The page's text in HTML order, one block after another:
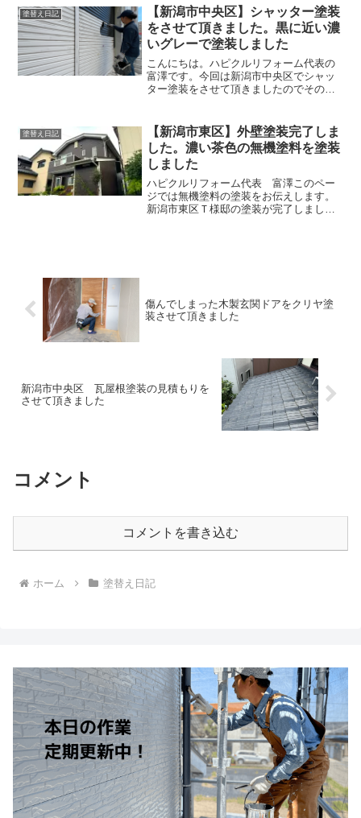
していきます。１回目塗装白を塗装して
いきますが、白は仕上がり...
塗替え日記
【新潟市中央区】シャッター塗装
をさせて頂きました。黒に近い濃
いグレーで塗装しました
こんにちは。ハピクルリフォーム代表の
富澤です。今回は新潟市中央区でシャッ
ター塗装をさせて頂きましたのでその様
うに錆が出ていると気分が落ち込んでし
まいますよね。今回は黒に...
塗替え日記
【新潟市東区】外壁塗装完了しま
した。濃い茶色の無機塗料を塗装
しました
ハピクルリフォーム代表 富澤このペー
ジでは無機塗料の塗装をお伝えします。
新潟市東区Ｔ様邸の塗装が完了しまし
傷んでしまった木製玄関ドアをクリヤ塗
装させて頂きました
新潟市中央区 瓦屋根塗装の見積もりを
させて頂きました
コメント
コメントを書き込む
ホーム 塗替え日記